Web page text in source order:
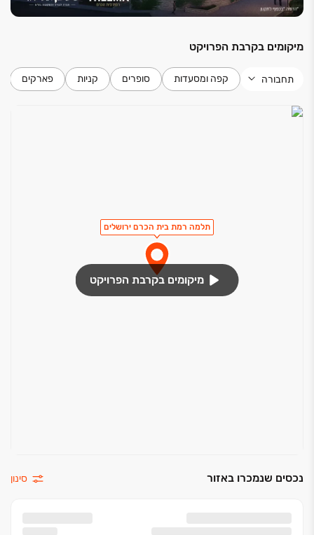
מיקומים בקרבת הפרויקט
תחבורה קפה ומסעדות סופרים קניות פארקים
תלמה רמת בית הכרם ירושלים
מיקומים בקרבת הפרויקט
נכסים שנמכרו באזור סינון